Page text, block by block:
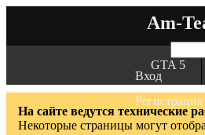
Am-
Вход
Регистрация
GTA 5
На сайте ведутся технические
Некоторые страницы могут